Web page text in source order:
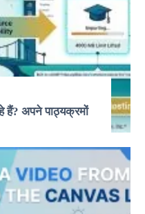
हैं? अपने पाठ्यक्रमों